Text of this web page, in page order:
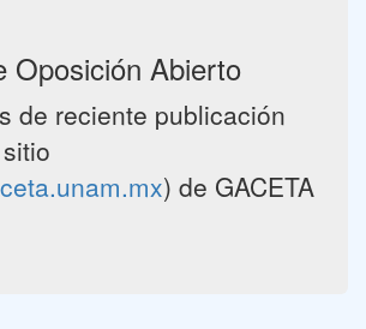
Oposición Abierto
de reciente publicación
) de GACETA